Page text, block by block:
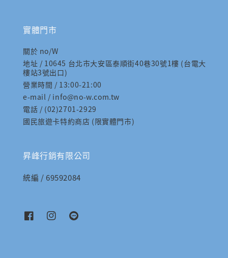
實體門市
關於 no/W
地址 / 10645 台北市大安區泰順街40巷30號1樓 (台電大
樓站3號出口)
營業時間 / 13:00-21:00
e-mail / info@no-w.com.tw
電話 / (02)2701-2929
國民旅遊卡特約商店 (限實體門市)
昇峰行銷有限公司
統編 / 69592084